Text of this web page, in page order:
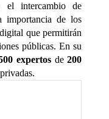
el intercambio de
importancia de los
que permitirán
públicas. En su
expertosde200